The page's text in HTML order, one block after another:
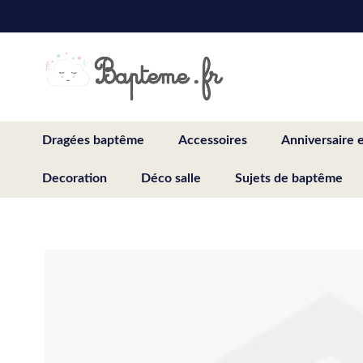
to
Dragées baptême Accessoires Anniversaire
Decoration Déco salle Sujets de baptême